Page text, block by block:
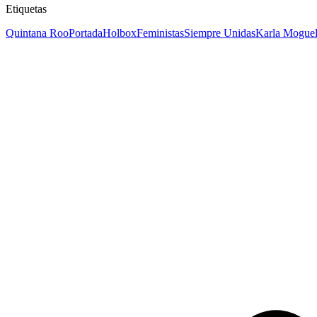
Etiquetas
Quintana RooPortadaHolboxFeministasSiempre UnidasKarla Moguel